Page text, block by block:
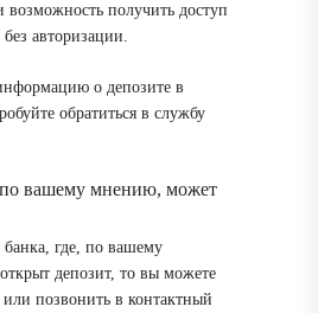
возможность получить доступ
авторизации.
о депозите в
обратиться в службу
по вашему мнению, может
где, по вашему
депозит, то вы можете
или позвонить в контактный